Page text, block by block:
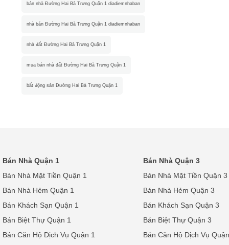
bán nhà Đường Hai Bà Trưng Quận 1 diadiemnhaban
nhà bán Đường Hai Bà Trưng Quận 1 diadiemnhaban
nhà đất Đường Hai Bà Trưng Quận 1
mua bán nhà đất Đường Hai Bà Trưng Quận 1
bất động sản Đường Hai Bà Trưng Quận 1
Bán Nhà Quận 1
Bán Nhà Quận 3
Bán Nhà Mặt Tiền Quận 1
Bán Nhà Mặt Tiền Quận 3
Bán Nhà Hẻm Quận 1
Bán Nhà Hẻm Quận 3
Bán Khách Sạn Quận 1
Bán Khách Sạn Quận 3
Bán Biệt Thự Quận 1
Bán Biệt Thự Quận 3
Bán Căn Hộ Dịch Vụ Quận 1
Bán Căn Hộ Dịch Vụ